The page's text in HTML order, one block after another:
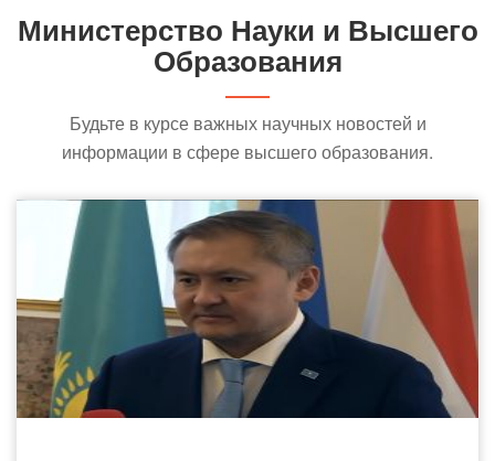
Министерство Науки и Высшего
Образования
Будьте в курсе важных научных новостей и
информации в сфере высшего образования.